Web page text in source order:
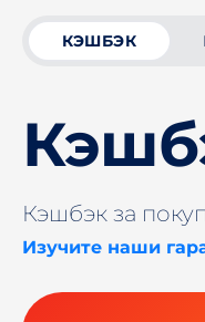
КЭШБЭК
Кэшбэк за
Изучите наши